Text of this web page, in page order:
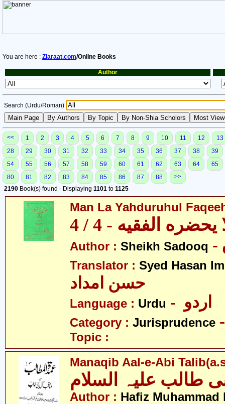
You are here : Ziaraat.com/Online Books
Author
Search (Urdu/Roman)
<< 1 2 3 4 5 6 7 8 9 10 11 12
13
28
29 30 31 32 33 34 35 36 37 38
39
54
55 56 57 58 59 60 61 62 63 64
65
80
81 82 83 84 85 86 87 88
>>
2190 Book(s) found - Displaying 1101 to 1125
Man La Yahduruhul
الفقيه - 4 / 4
Author : Sheikh Sadooq
Translator : Syed Hasan
Language : Urdu
Category : Jurisprudence
Topic :
Manaqib Aal-e-Abi
طالب علیہ السلام
Author : Hafiz Muhammad